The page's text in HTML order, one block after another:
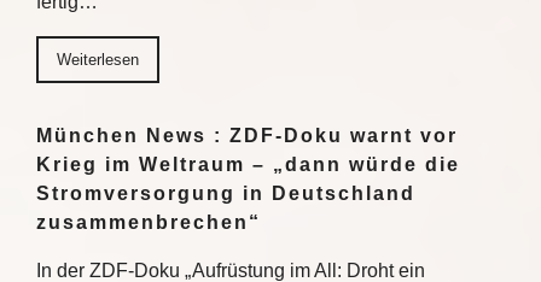
Weiterlesen
München News : ZDF-Doku warnt vor
Krieg im Weltraum – „dann würde die
Stromversorgung in Deutschland
zusammenbrechen“
In der ZDF-Doku „Aufrüstung im All: Droht ein